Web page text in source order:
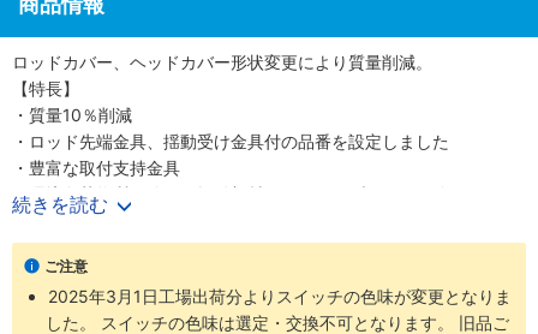
ロッドカバー、ヘッドカバー形状変更により質量削減。
【特長】
・質量10％削減
・ロッド先端金具、揺動受け金具付の品番を設定しました
・豊富な取付支持金具
・環境負荷物質不使用。摺動部材は鉛フリーブッシュを使用してい
ます
・小型オートスイッチから耐強磁界オートスイッチまで取付可能
続きを読む
ご注意
2025年3月1日工場出荷分よりスイッチの色味が変更となりま
した。 スイッチの色味は選定・交換不可となります。 旧品ご